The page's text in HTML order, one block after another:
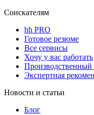
Соискателям
hh PRO
Готовое резюме
Все сервисы
Хочу у вас работать
Производственный
Экспертная
Новости и статьи
Блог